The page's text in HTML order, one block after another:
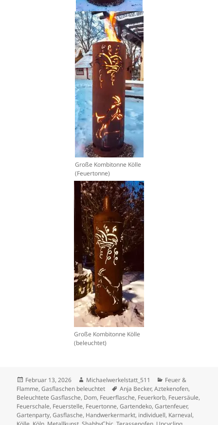
Große Kombitonne Kölle
(Feuertonne)
Große Kombitonne Kölle
(beleuchtet)
Veröffentlicht
am
Februar 13, 2026 Autor
Michaelwerkelstatt_511 Kategorien
Feuer &
Flamme,Gasflaschen beleuchtet Schlagwörter
Anja Becker,Aztekenofen,
Beleuchtete Gasflasche, Dom, Feuerflasche, Feuerkorb, Feuersäule,
Feuerschale, Feuerstelle, Feuertonne,Gartendeko,Gartenfeuer,
Gartenparty,Gasflasche, Handwerkermarkt, individuell, Karneval,